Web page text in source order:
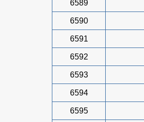
6589
6590
6591
6592
6593
6594
6595